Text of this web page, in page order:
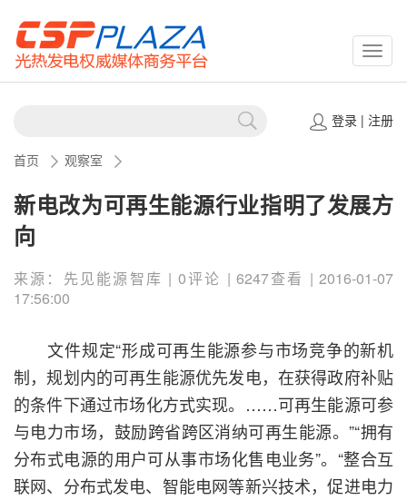
登录| 注册
首页 观察室
新电改为可再生能源行业指明了发展方
向
来源：先见能源智库 | 0评论 | 6247查看 | 2016-01-07
17:56:00
文件规定“形成可再生能源参与市场竞争的新机
制，规划内的可再生能源优先发电，在获得政府补贴
的条件下通过市场化方式实现。……可再生能源可参
与电力市场，鼓励跨省跨区消纳可再生能源。”“拥有
分布式电源的用户可从事市场化售电业务”。“整合互
联网、分布式发电、智能电网等新兴技术，促进电力